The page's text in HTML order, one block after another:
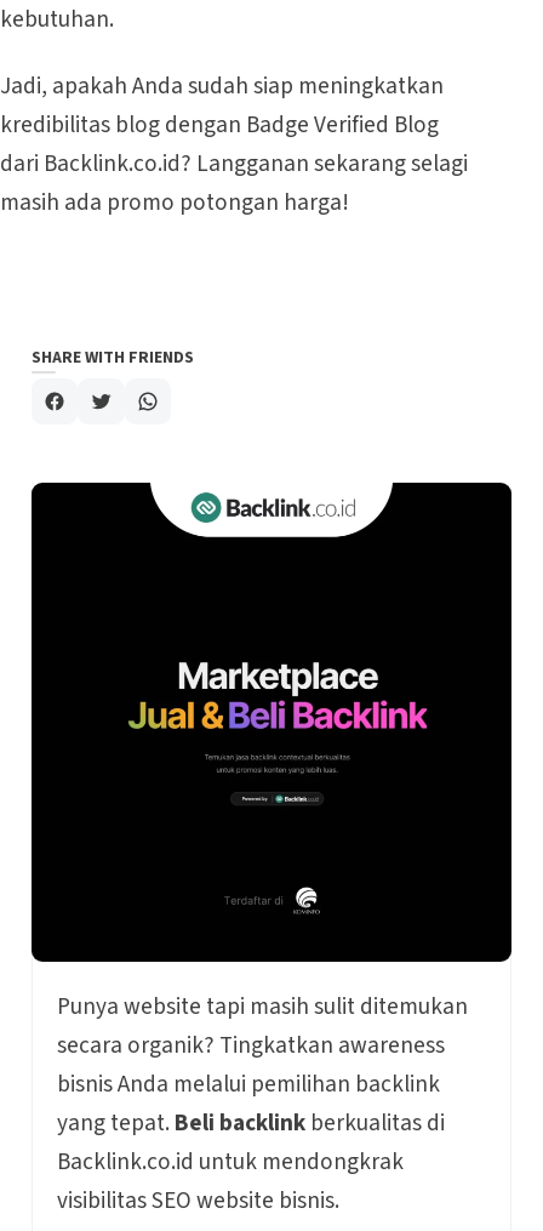
kebutuhan.
Jadi, apakah Anda sudah siap meningkatkan
kredibilitas blog dengan Badge Verified Blog
dari Backlink.co.id? Langganan sekarang selagi
masih ada promo potongan harga!
SHARE WITH FRIENDS
Punya website tapi masih sulit ditemukan
secara organik? Tingkatkan awareness
bisnis Anda melalui pemilihan backlink
yang tepat. Beli backlink berkualitas di
Backlink.co.id untuk mendongkrak
visibilitas SEO website bisnis.